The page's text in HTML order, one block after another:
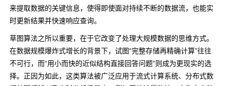
来提取数据的关键信息，使得即使面对持续不断的数据流，也能实
时更新结果并快速响应查询。
草图算法之所以重要，在于它改变了处理大规模数据的思维方式。
在数据规模爆炸式增长的背景下，试图“完整存储再精确计算”往往
不可行，而“用小而快的近似结构直接回答问题”则成为更现实的选
择。正因为如此，这类算法被广泛应用于流式计算系统、分布式数